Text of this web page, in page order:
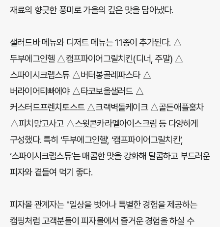
재료의 향긋한 풍미로 가을의 깊은 맛을 담아냈다.
샐러드바 메뉴와 디저트 메뉴는 11종이 추가된다. △
두부에그인헬 △캠프파이어그릴치킨(디너, 주말) △
스파이시크랩스튜 △버터봉골레파스타 △
버라이어티빠에야 △타코보올샐러드 △
커스터드프렌치토스트 △크랙벽돌케이크 △골든애플홍차
△피치망고사고 △스윗콘카라멜아이스크림 등 다양하게
구성했다. 특히 ‘두부에그인헬’, ‘캠프파이어그릴치킨’,
‘스파이시크랩스튜’는 매콤한 맛을 강화해 달콤하고 부드러운
피자와 곁들여 먹기 좋다.
피자몰 관계자는 "일상을 벗어나 특별한 경험을 제공하는
캠핑처럼 고객분들이 피자몰에서 즐거운 경험을 하실 수